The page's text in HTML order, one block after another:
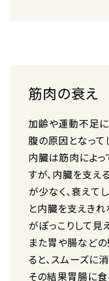
筋肉の衰え
加齢や運動不足に
腹の原因となって
内臓は筋肉によ
すが、内臓を支え
が少なく、衰えて
と内臓を支えきれ
がぽっこりして見
また胃や腸など
ると、スムーズに
その結果胃腸に食